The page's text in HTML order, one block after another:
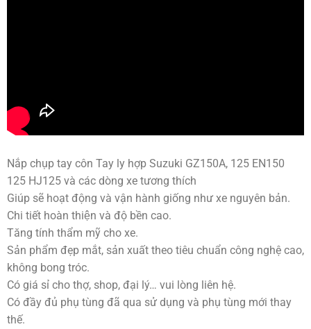
Nắp chụp tay côn Tay ly hợp Suzuki GZ150A, 125 EN150
125 HJ125 và các dòng xe tương thích
Giúp sẽ hoạt động và vận hành giống như xe nguyên bản.
Chi tiết hoàn thiện và độ bền cao.
Tăng tính thẩm mỹ cho xe.
Sản phẩm đẹp mắt, sản xuất theo tiêu chuẩn công nghệ cao,
không bong tróc.
Có giá sỉ cho thợ, shop, đại lý… vui lòng liên hệ.
Có đầy đủ phụ tùng đã qua sử dụng và phụ tùng mới thay
thế.